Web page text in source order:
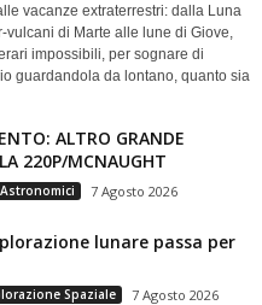
vacanze extraterrestri: dalla Luna
di Marte alle lune di Giove,
impossibili, per sognare di
guardandola da lontano, quanto sia
ALTRO GRANDE
220P/MCNAUGHT
7 Agosto 2026
lunare passa per
Spaziale 7 Agosto 2026